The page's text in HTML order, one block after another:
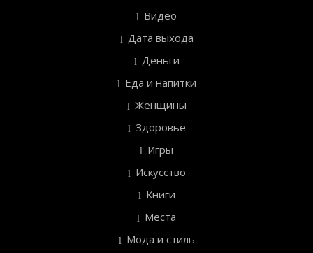
Видео
Дата выхода
Деньги
Еда и напитки
Женщины
Здоровье
Игры
Искусство
Книги
Места
Мода и стиль